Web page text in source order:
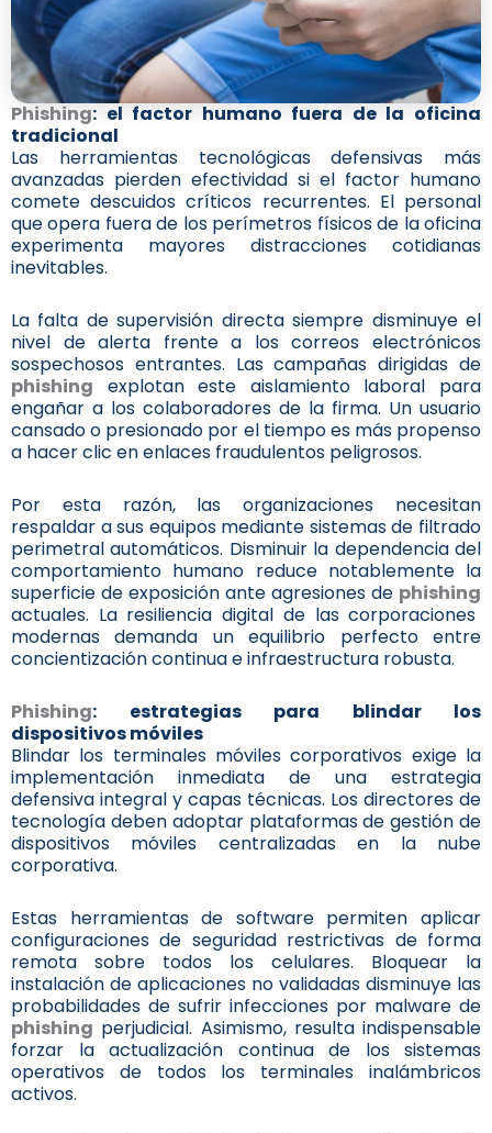
Phishing: el factor humano fuera de la oficina
tradicional
Las herramientas tecnológicas defensivas más
avanzadas pierden efectividad si el factor humano
comete descuidos críticos recurrentes. El personal
que opera fuera de los perímetros físicos de la oficina
experimenta mayores distracciones cotidianas
inevitables.
La falta de supervisión directa siempre disminuye el
nivel de alerta frente a los correos electrónicos
sospechosos entrantes. Las campañas dirigidas de
phishing explotan este aislamiento laboral para
engañar a los colaboradores de la firma. Un usuario
cansado o presionado por el tiempo es más propenso
a hacer clic en enlaces fraudulentos peligrosos.
Por esta razón, las organizaciones necesitan
respaldar a sus equipos mediante sistemas de filtrado
perimetral automáticos. Disminuir la dependencia del
comportamiento humano reduce notablemente la
superficie de exposición ante agresiones de phishing
actuales. La resiliencia digital de las corporaciones
modernas demanda un equilibrio perfecto entre
concientización continua e infraestructura robusta.
Phishing: estrategias para blindar los
dispositivos móviles
Blindar los terminales móviles corporativos exige la
implementación inmediata de una estrategia
defensiva integral y capas técnicas. Los directores de
tecnología deben adoptar plataformas de gestión de
dispositivos móviles centralizadas en la nube
corporativa.
Estas herramientas de software permiten aplicar
configuraciones de seguridad restrictivas de forma
remota sobre todos los celulares. Bloquear la
instalación de aplicaciones no validadas disminuye las
probabilidades de sufrir infecciones por malware de
phishing perjudicial. Asimismo, resulta indispensable
forzar la actualización continua de los sistemas
operativos de todos los terminales inalámbricos
activos.